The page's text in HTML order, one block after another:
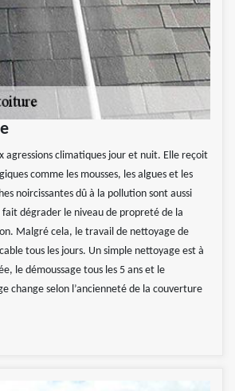
agressions climatiques jour et nuit. Elle reçoit
comme les mousses, les algues et les
noircissantes dû à la pollution sont aussi
dégrader le niveau de propreté de la
Malgré cela, le travail de nettoyage de
tous les jours. Un simple nettoyage est à
le démoussage tous les 5 ans et le
change selon l’ancienneté de la couverture